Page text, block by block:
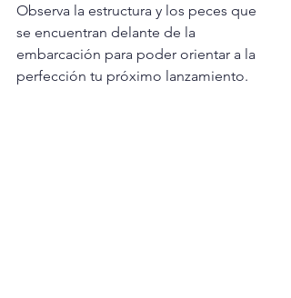
Observa la estructura y los peces que
se encuentran delante de la
embarcación para poder orientar a la
perfección tu próximo lanzamiento.